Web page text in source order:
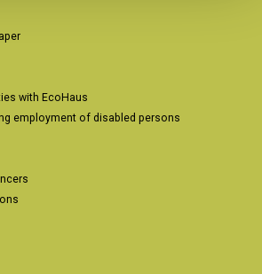
with EcoHaus
employment of disabled persons